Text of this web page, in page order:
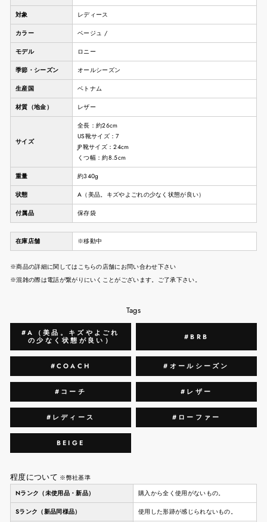
対象 レディース
カラー ベージュ /
モデル ロニー
季節・シーズン オールシーズン
生産国 ベトナム
材質（地金） レザー
サイズ
全長：約26cm
US靴サイズ：7
JP靴サイズ：24cm
くつ幅：約8.5cm
重量 約340g
状態 A（美品。キズやよごれの少なく状態が良い）
付属品 保存袋
在庫店舗 ※移動中
※商品の詳細に関してはこちらの店舗にお問い合わせ下さい
※混雑の際は電話が繋がりにいくことがございます。ご了承下さい。
Tags
#A（美品。キズやよごれ
の少なく状態が良い）
#BRB
#COACH #オールシーズン
#コーチ #レザー
#レディース #ローファー
BEIGE
程度について ※弊社基準
Nランク（未使用品・新品）
購入から全く使用がないもの。
Sランク（新品同様品） 使用した形跡が感じられないもの。